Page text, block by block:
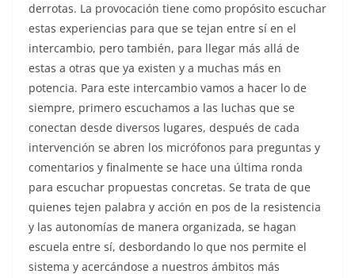
derrotas. La provocación tiene como propósito escuchar
estas experiencias para que se tejan entre sí en el
intercambio, pero también, para llegar más allá de
estas a otras que ya existen y a muchas más en
potencia. Para este intercambio vamos a hacer lo de
siempre, primero escuchamos a las luchas que se
conectan desde diversos lugares, después de cada
intervención se abren los micrófonos para preguntas y
comentarios y finalmente se hace una última ronda
para escuchar propuestas concretas. Se trata de que
quienes tejen palabra y acción en pos de la resistencia
y las autonomías de manera organizada, se hagan
escuela entre sí, desbordando lo que nos permite el
sistema y acercándose a nuestros ámbitos más